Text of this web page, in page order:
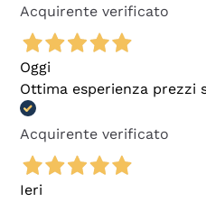
Acquirente verificato
Oggi
Ottima esperienza prezzi
Acquirente verificato
Ieri